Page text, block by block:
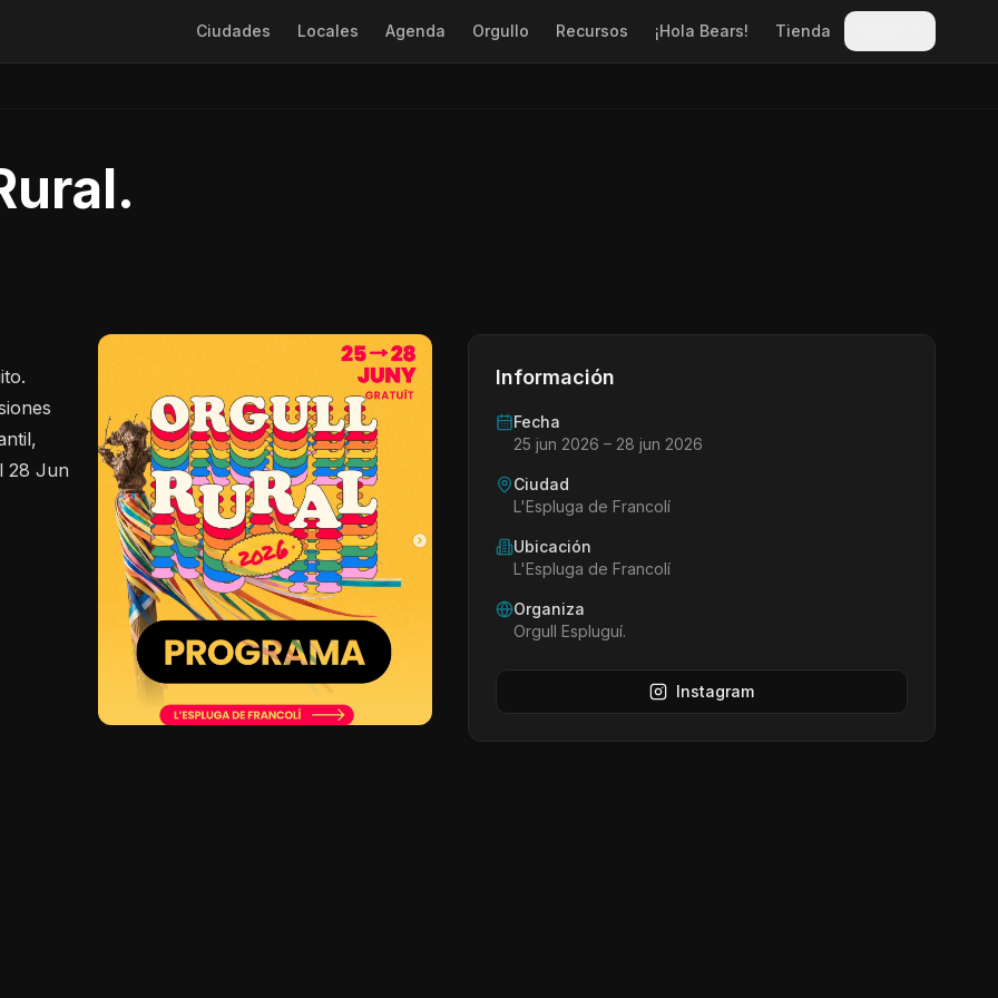
Ciudades Locales Agenda Orgullo Recursos ¡Hola Bears! Tienda
Información
Fecha
25 jun 2026 – 28 jun 2026
Ciudad
L'Espluga de Francolí
Ubicación
L'Espluga de Francolí
Organiza
Orgull Espluguí.
Instagram
28 Jun